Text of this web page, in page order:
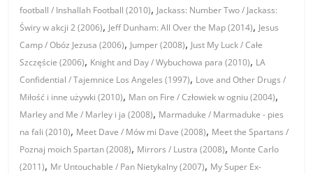
football / Inshallah Football (2010), Jackass: Number Two / Jackass:
Świry w akcji 2 (2006), Jeff Dunham: All Over the Map (2014), Jesus
Camp / Obóz Jezusa (2006), Jumper (2008), Just My Luck / Całe
Szczęście (2006), Knight and Day / Wybuchowa para (2010), LA
Confidential / Tajemnice Los Angeles (1997), Love and Other Drugs /
Miłość i inne używki (2010), Man on Fire / Człowiek w ogniu (2004),
Marley and Me / Marley i ja (2008), Marmaduke / Marmaduke - pies
na fali (2010), Meet Dave / Mów mi Dave (2008), Meet the Spartans /
Poznaj moich Spartan (2008), Mirrors / Lustra (2008), Monte Carlo
(2011), Mr Untouchable / Pan Nietykalny (2007), My Super Ex-